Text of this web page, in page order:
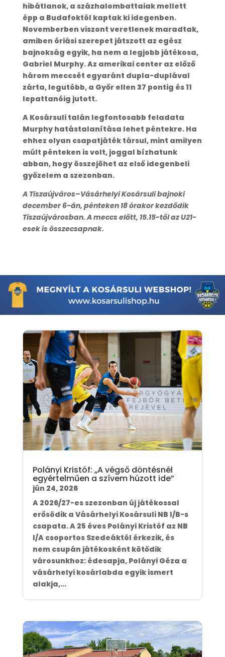
hibátlanok, a százhalombattaiak mellett
épp a Budafoktól kaptak ki idegenben.
Novemberben viszont veretlenek maradtak,
amiben óriási szerepet játszott az egész
bajnokság egyik, ha nem a legjobb játékosa,
Gabriel Murphy. Az amerikai center az előző
három meccsét egyaránt dupla-duplával
zárta, legutóbb, a Győr ellen 37 pontig és 11
lepattanóig jutott.
A Kosársuli talán legfontosabb feladata
Murphy hatástalanítása lehet péntekre. Ha
ehhez olyan csapatjáték társul, mint amilyen
múlt pénteken is volt, joggal bízhatunk
abban, hogy összejöhet az első idegenbeli
győzelem a szezonban.
A Tiszaújváros–Vásárhelyi Kosársuli bajnoki
december 6-án, pénteken 18 órakor kezdődik
Tiszaújvárosban. A meccs előtt, 15.15-től az U21-
esek is összecsapnak.
Polányi Kristóf: „A végső döntésnél
egyértelműen a szívem húzott ide”
jún 24, 2026
A 2026/27-es szezonban új játékossal
erősödik a Vásárhelyi Kosársuli NB I/B-s
csapata. A 25 éves Polányi Kristóf az NB
I/A csoportos Szedeáktól érkezik, és
nem csupán játékosként kötődik
városunkhoz: édesapja, Polányi Géza a
vásárhelyi kosárlabda egyik ismert
alakja,...